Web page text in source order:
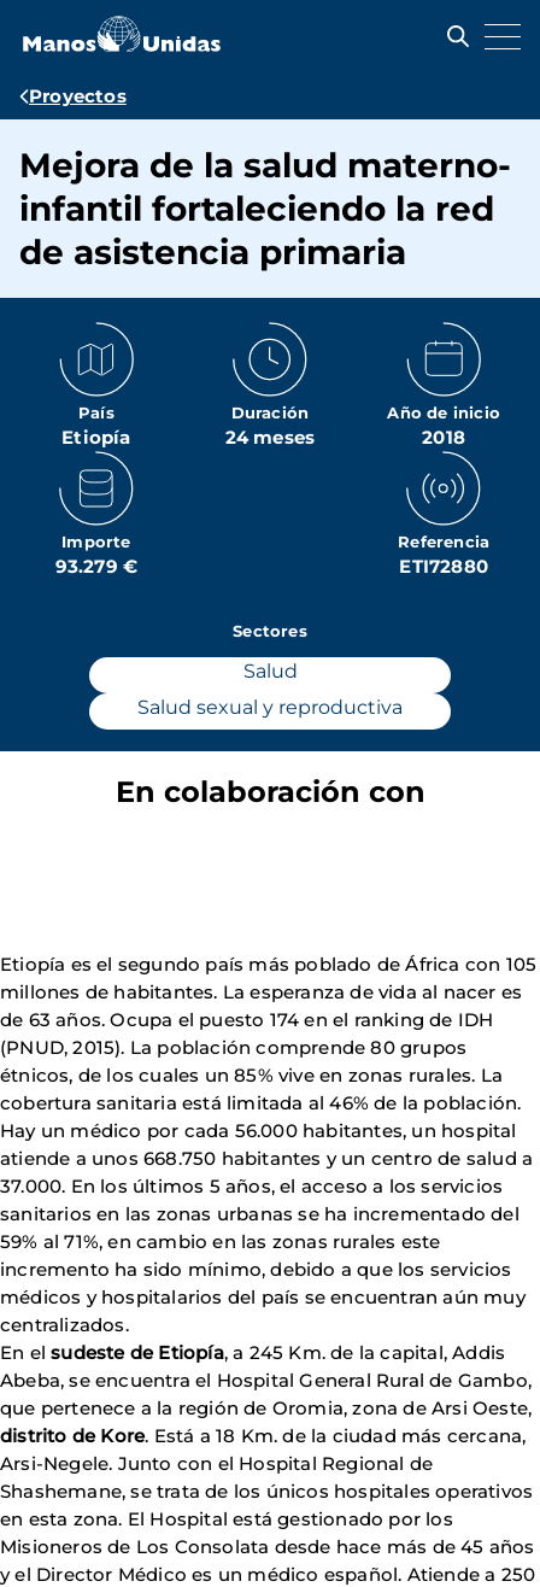
contenido
Ruta
navegación
Proyectos
Mejora de la salud materno-
infantil fortaleciendo la red
de asistencia primaria
País
Etiopía
Duración
24 meses
Año de inicio
2018
Importe
93.279 €
Referencia
ETI72880
Sectores
Salud
Salud sexual y reproductiva
En colaboración con
Etiopía es el segundo país más poblado de África con 105
millones de habitantes. La esperanza de vida al nacer es
de 63 años. Ocupa el puesto 174 en el ranking de IDH
(PNUD, 2015). La población comprende 80 grupos
étnicos, de los cuales un 85% vive en zonas rurales. La
cobertura sanitaria está limitada al 46% de la población.
Hay un médico por cada 56.000 habitantes, un hospital
atiende a unos 668.750 habitantes y un centro de salud a
37.000. En los últimos 5 años, el acceso a los servicios
sanitarios en las zonas urbanas se ha incrementado del
59% al 71%, en cambio en las zonas rurales este
incremento ha sido mínimo, debido a que los servicios
médicos y hospitalarios del país se encuentran aún muy
centralizados.
En elsudeste de Etiopía, a 245 Km. de la capital, Addis
Abeba, se encuentra el Hospital General Rural de Gambo,
que pertenece a la región de Oromia, zona de Arsi Oeste,
distrito de Kore. Está a 18 Km. de la ciudad más cercana,
Arsi-Negele. Junto con el Hospital Regional de
Shashemane, se trata de los únicos hospitales operativos
en esta zona. El Hospital está gestionado por los
Misioneros de Los Consolata desde hace más de 45 años
y el Director Médico es un médico español. Atiende a 250